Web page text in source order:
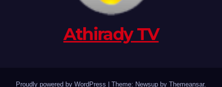
Athirady TV
Proudly powered by WordPress Theme: Newsup by Themeansar.